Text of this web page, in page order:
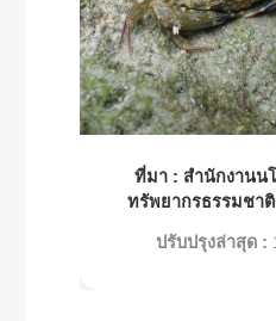
ที่มา : สำนักงานน
ทรัพยากรธรรมชา
ปรับปรุงล่าสุด :